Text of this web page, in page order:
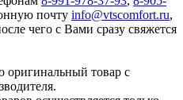
почту info@vtscomfort.ru,
чего с Вами сразу свяжется
оригинальный товар с